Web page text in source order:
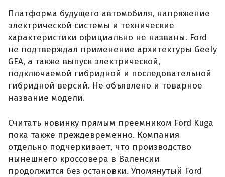
Платформа будущего автомобиля, напряжение
электрической системы и технические
характеристики официально не названы. Ford
не подтверждал применение архитектуры Geely
GEA, а также выпуск электрической,
подключаемой гибридной и последовательной
гибридной версий. Не объявлено и товарное
название модели.
Считать новинку прямым преемником Ford Kuga
пока также преждевременно. Компания
отдельно подчеркивает, что производство
нынешнего кроссовера в Валенсии
продолжится без остановки. Упомянутый Ford